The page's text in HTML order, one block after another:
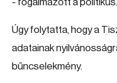
- fogalmazott a politikus.
Úgy folytatta, hogy a
adatainak
bűncselekmény.